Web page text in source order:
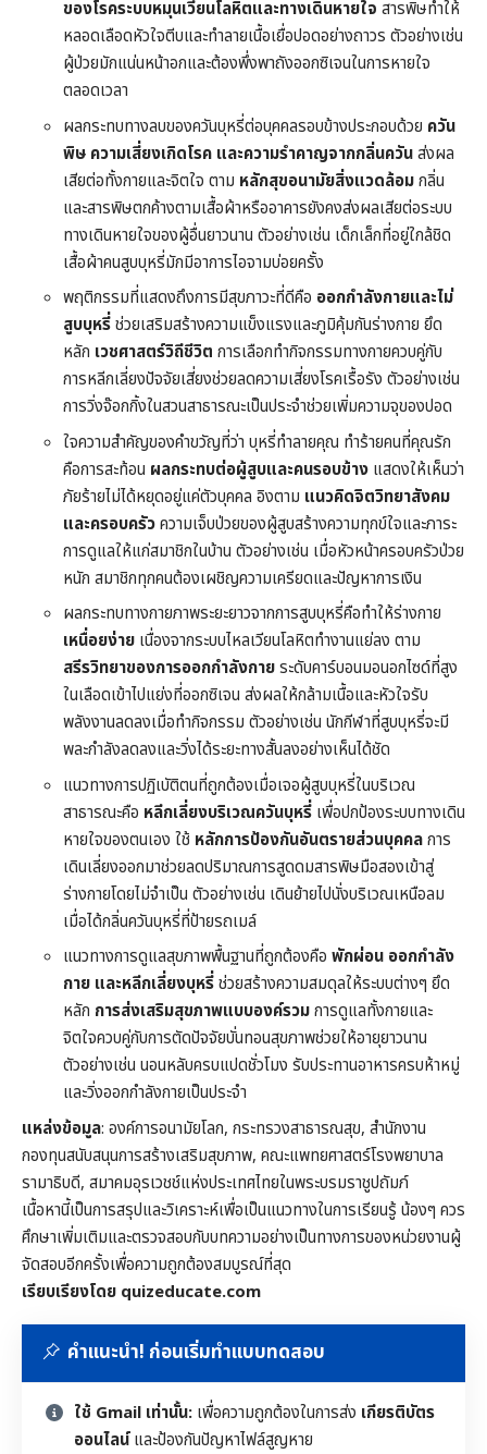
ของโรคระบบหมุนเวียนโลหิตและทางเดินหายใจ สารพิษทำให้
หลอดเลือดหัวใจตีบและทำลายเนื้อเยื่อปอดอย่างถาวร ตัวอย่างเช่น
ผู้ป่วยมักแน่นหน้าอกและต้องพึ่งพาถังออกซิเจนในการหายใจ
ตลอดเวลา
ผลกระทบทางลบของควันบุหรี่ต่อบุคคลรอบข้างประกอบด้วย ควัน
พิษ ความเสี่ยงเกิดโรค และความรำคาญจากกลิ่นควันส่งผล
เสียต่อทั้งกายและจิตใจ ตาม หลักสุขอนามัยสิ่งแวดล้อมกลิ่น
และสารพิษตกค้างตามเสื้อผ้าหรืออาคารยังคงส่งผลเสียต่อระบบ
ทางเดินหายใจของผู้อื่นยาวนาน ตัวอย่างเช่น เด็กเล็กที่อยู่ใกล้ชิด
เสื้อผ้าคนสูบบุหรี่มักมีอาการไอจามบ่อยครั้ง
พฤติกรรมที่แสดงถึงการมีสุขภาวะที่ดีคือ ออกกำลังกายและไม่
สูบบุหรี่ช่วยเสริมสร้างความแข็งแรงและภูมิคุ้มกันร่างกาย ยึด
หลัก เวชศาสตร์วิถีชีวิต การเลือกทำกิจกรรมทางกายควบคู่กับ
การหลีกเลี่ยงปัจจัยเสี่ยงช่วยลดความเสี่ยงโรคเรื้อรัง ตัวอย่างเช่น
การวิ่งจ๊อกกิ้งในสวนสาธารณะเป็นประจำช่วยเพิ่มความจุของปอด
ใจความสำคัญของคำขวัญที่ว่า บุหรี่ทำลายคุณ ทำร้ายคนที่คุณรัก
คือการสะท้อน ผลกระทบต่อผู้สูบและคนรอบข้างแสดงให้เห็นว่า
ภัยร้ายไม่ได้หยุดอยู่แค่ตัวบุคคล อิงตาม แนวคิดจิตวิทยาสังคม
และครอบครัวความเจ็บป่วยของผู้สูบสร้างความทุกข์ใจและภาระ
การดูแลให้แก่สมาชิกในบ้าน ตัวอย่างเช่น เมื่อหัวหน้าครอบครัวป่วย
หนัก สมาชิกทุกคนต้องเผชิญความเครียดและปัญหาการเงิน
ผลกระทบทางกายภาพระยะยาวจากการสูบบุหรี่คือทำให้ร่างกาย
เหนื่อยง่ายเนื่องจากระบบไหลเวียนโลหิตทำงานแย่ลง ตาม
สรีรวิทยาของการออกกำลังกายระดับคาร์บอนมอนอกไซด์ที่สูง
ในเลือดเข้าไปแย่งที่ออกซิเจน ส่งผลให้กล้ามเนื้อและหัวใจรับ
พลังงานลดลงเมื่อทำกิจกรรม ตัวอย่างเช่น นักกีฬาที่สูบบุหรี่จะมี
พละกำลังลดลงและวิ่งได้ระยะทางสั้นลงอย่างเห็นได้ชัด
แนวทางการปฏิเบัติตนที่ถูกต้องเมื่อเจอผู้สูบบุหรี่ในบริเวณ
สาธารณะคือ หลีกเลี่ยงบริเวณควันบุหรี่เพื่อปกป้องระบบทางเดิน
หายใจของตนเอง ใช้ หลักการป้องกันอันตรายส่วนบุคคลการ
เดินเลี่ยงออกมาช่วยลดปริมาณการสูดดมสารพิษมือสองเข้าสู่
ร่างกายโดยไม่จำเป็น ตัวอย่างเช่น เดินย้ายไปนั่งบริเวณเหนือลม
เมื่อได้กลิ่นควันบุหรี่ที่ป้ายรถเมล์
แนวทางการดูแลสุขภาพพื้นฐานที่ถูกต้องคือ พักผ่อน ออกกำลัง
กาย และหลีกเลี่ยงบุหรี่ช่วยสร้างความสมดุลให้ระบบต่างๆ ยึด
หลัก การส่งเสริมสุขภาพแบบองค์รวมการดูแลทั้งกายและ
จิตใจควบคู่กับการตัดปัจจัยบั่นทอนสุขภาพช่วยให้อายุยาวนาน
ตัวอย่างเช่น นอนหลับครบแปดชั่วโมง รับประทานอาหารครบห้าหมู่
และวิ่งออกกำลังกายเป็นประจำ
แหล่งข้อมูล: องค์การอนามัยโลก, กระทรวงสาธารณสุข, สำนักงาน
กองทุนสนับสนุนการสร้างเสริมสุขภาพ, คณะแพทยศาสตร์โรงพยาบาล
รามาธิบดี, สมาคมอุรเวชช์แห่งประเทศไทยในพระบรมราชูปถัมภ์
เนื้อหานี้เป็นการสรุปและวิเคราะห์เพื่อเป็นแนวทางในการเรียนรู้ น้องๆ ควร
ศึกษาเพิ่มเติมและตรวจสอบกับบทความอย่างเป็นทางการของหน่วยงานผู้
จัดสอบอีกครั้งเพื่อความถูกต้องสมบูรณ์ที่สุด
เรียบเรียงโดย quizeducate.com
คำแนะนำ! ก่อนเริ่มทำแบบทดสอบ
ใช้ Gmail เท่านั้น: เพื่อความถูกต้องในการส่ง เกียรติบัตร
ออนไลน์และป้องกันปัญหาไฟล์สูญหาย